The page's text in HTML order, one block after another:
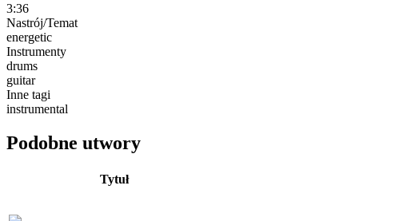
3:36
Nastrój/Temat
energetic
Instrumenty
drums
guitar
Inne tagi
instrumental
Podobne utwory
Tytuł